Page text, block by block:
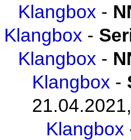
Klangbox -
Klangbox -
Klangbox -
Klangbox -
Klangbox